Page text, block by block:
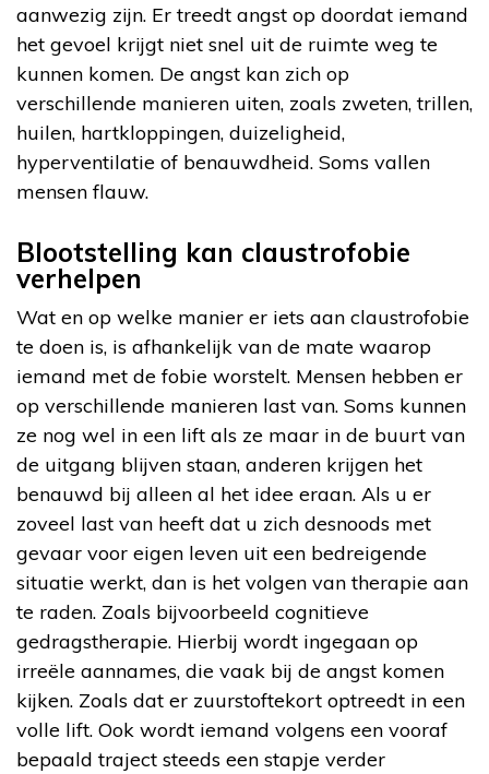
aanwezig zijn. Er treedt angst op doordat iemand
het gevoel krijgt niet snel uit de ruimte weg te
kunnen komen. De angst kan zich op
verschillende manieren uiten, zoals zweten, trillen,
huilen, hartkloppingen, duizeligheid,
hyperventilatie of benauwdheid. Soms vallen
mensen flauw.
Blootstelling kan claustrofobie
verhelpen
Wat en op welke manier er iets aan claustrofobie
te doen is, is afhankelijk van de mate waarop
iemand met de fobie worstelt. Mensen hebben er
op verschillende manieren last van. Soms kunnen
ze nog wel in een lift als ze maar in de buurt van
de uitgang blijven staan, anderen krijgen het
benauwd bij alleen al het idee eraan. Als u er
zoveel last van heeft dat u zich desnoods met
gevaar voor eigen leven uit een bedreigende
situatie werkt, dan is het volgen van therapie aan
te raden. Zoals bijvoorbeeld cognitieve
gedragstherapie. Hierbij wordt ingegaan op
irreële aannames, die vaak bij de angst komen
kijken. Zoals dat er zuurstoftekort optreedt in een
volle lift. Ook wordt iemand volgens een vooraf
bepaald traject steeds een stapje verder